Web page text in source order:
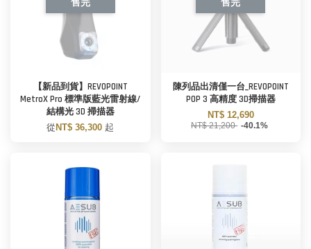
【新品到貨】REVOPOINT
MetroX Pro 標準版藍光雷射線/
結構光 3D 掃描器
從NT$ 36,300 起
陳列品出清僅一台_REVOPOINT
POP 3 高精度 3D掃描器
NT$ 12,690
NT$ 21,200 -40.1%